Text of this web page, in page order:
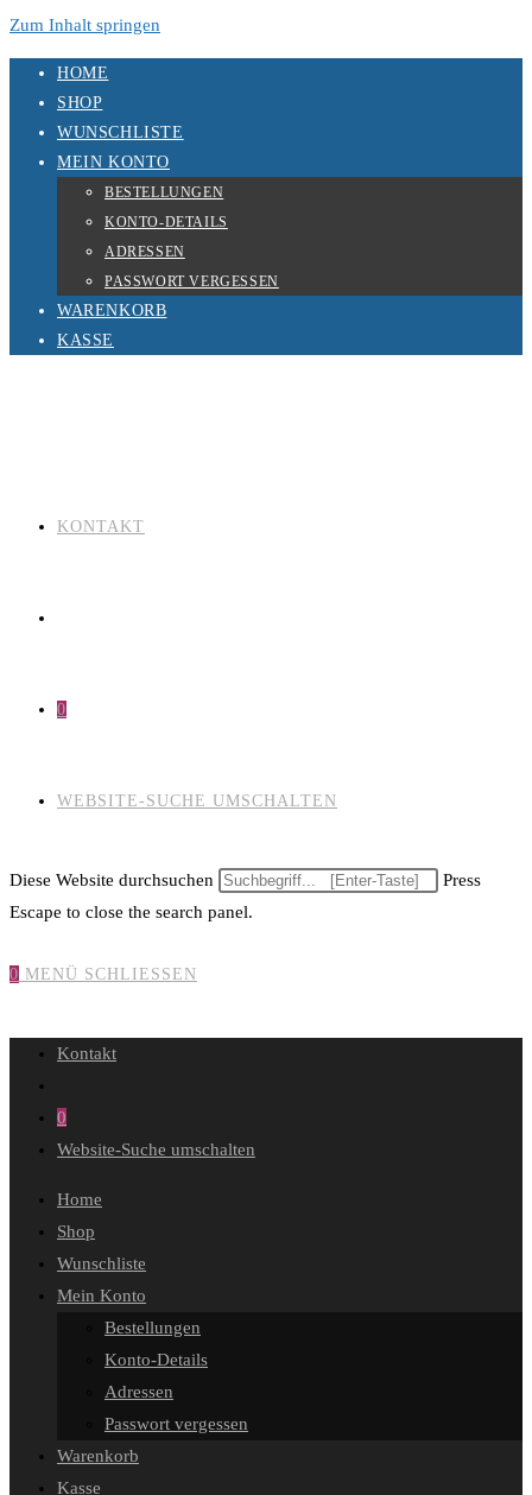
Zum Inhalt springen
HOME
SHOP
WUNSCHLISTE
MEIN KONTO
BESTELLUNGEN
KONTO-DETAILS
ADRESSEN
PASSWORT VERGESSEN
WARENKORB
KASSE
KONTAKT
0
WEBSITE-SUCHE UMSCHALTEN
Diese Website durchsuchen
Press
Escape to close the search panel.
0 MENÜ SCHLIESSEN
Kontakt
0
Website-Suche umschalten
Home
Shop
Wunschliste
Mein Konto
Bestellungen
Konto-Details
Adressen
Passwort vergessen
Warenkorb
Kasse